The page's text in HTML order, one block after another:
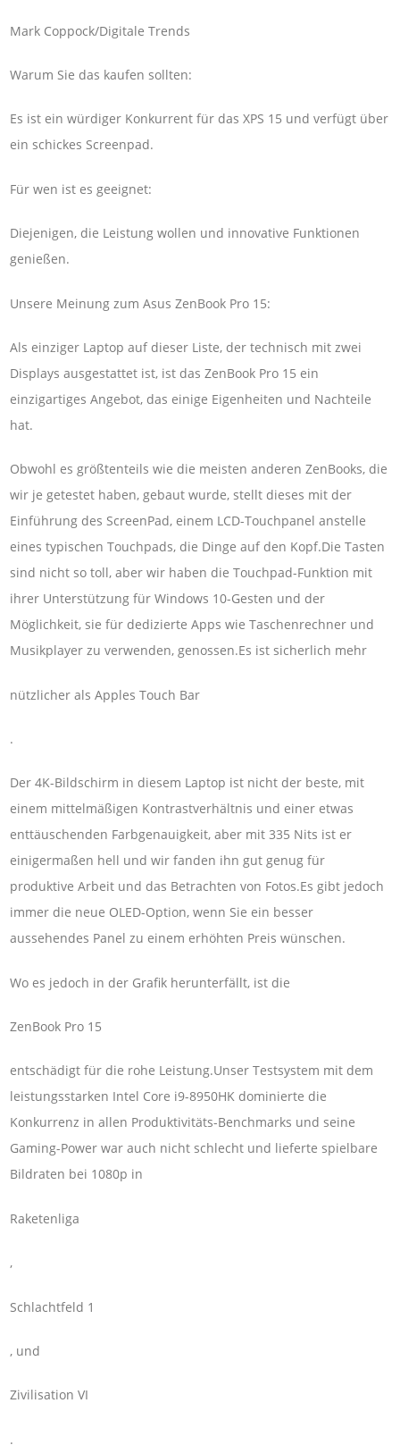
Mark Coppock/Digitale Trends
Warum Sie das kaufen sollten:
Es ist ein würdiger Konkurrent für das XPS 15 und verfügt über
ein schickes Screenpad.
Für wen ist es geeignet:
Diejenigen, die Leistung wollen und innovative Funktionen
genießen.
Unsere Meinung zum Asus ZenBook Pro 15:
Als einziger Laptop auf dieser Liste, der technisch mit zwei
Displays ausgestattet ist, ist das ZenBook Pro 15 ein
einzigartiges Angebot, das einige Eigenheiten und Nachteile
hat.
Obwohl es größtenteils wie die meisten anderen ZenBooks, die
wir je getestet haben, gebaut wurde, stellt dieses mit der
Einführung des ScreenPad, einem LCD-Touchpanel anstelle
eines typischen Touchpads, die Dinge auf den Kopf.Die Tasten
sind nicht so toll, aber wir haben die Touchpad-Funktion mit
ihrer Unterstützung für Windows 10-Gesten und der
Möglichkeit, sie für dedizierte Apps wie Taschenrechner und
Musikplayer zu verwenden, genossen.Es ist sicherlich mehr
nützlicher als Apples Touch Bar
.
Der 4K-Bildschirm in diesem Laptop ist nicht der beste, mit
einem mittelmäßigen Kontrastverhältnis und einer etwas
enttäuschenden Farbgenauigkeit, aber mit 335 Nits ist er
einigermaßen hell und wir fanden ihn gut genug für
produktive Arbeit und das Betrachten von Fotos.Es gibt jedoch
immer die neue OLED-Option, wenn Sie ein besser
aussehendes Panel zu einem erhöhten Preis wünschen.
Wo es jedoch in der Grafik herunterfällt, ist die
ZenBook Pro 15
entschädigt für die rohe Leistung.Unser Testsystem mit dem
leistungsstarken Intel Core i9-8950HK dominierte die
Konkurrenz in allen Produktivitäts-Benchmarks und seine
Gaming-Power war auch nicht schlecht und lieferte spielbare
Bildraten bei 1080p in
Raketenliga
,
Schlachtfeld 1
, und
Zivilisation VI
.